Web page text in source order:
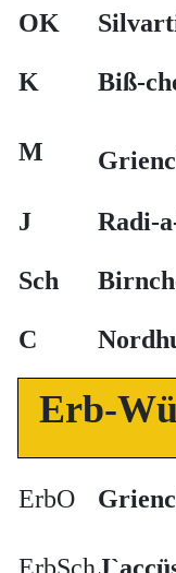
OK
K Biß-
M
J
Radi-
Sch
C
Erb-
ErbO